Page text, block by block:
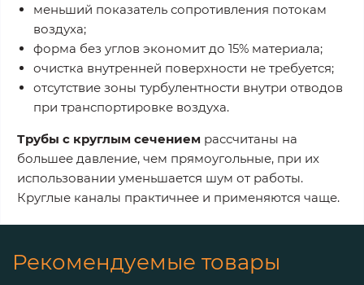
меньший показатель сопротивления потокам
воздуха;
форма без углов экономит до 15% материала;
очистка внутренней поверхности не требуется;
отсутствие зоны турбулентности внутри отводов
при транспортировке воздуха.
Трубы с круглым сечением рассчитаны на
большее давление, чем прямоугольные, при их
использовании уменьшается шум от работы.
Круглые каналы практичнее и применяются чаще.
Рекомендуемые товары